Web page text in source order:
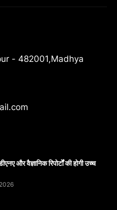
- 482001,Madhya
और वैज्ञानिक रिपोर्टों की होगी उच्च